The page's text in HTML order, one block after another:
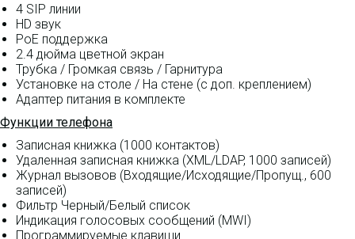
4 SIP линии
HD звук
PoE поддержка
2.4 дюйма цветной экран
Трубка / Громкая связь / Гарнитура
Установке на столе / На стене (с доп. креплением)
Адаптер питания в комплекте
Функции телефона
Записная книжка (1000 контактов)
Удаленная записная книжка (XML/LDAP, 1000 записей)
Журнал вызовов (Входящие/Исходящие/Пропущ., 600
записей)
Фильтр Черный/Белый список
Индикация голосовых сообщений (MWI)
Программируемые клавиши